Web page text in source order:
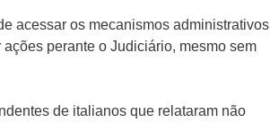
acessar os mecanismos administrativos
perante o Judiciário, mesmo sem
de italianos que relataram não